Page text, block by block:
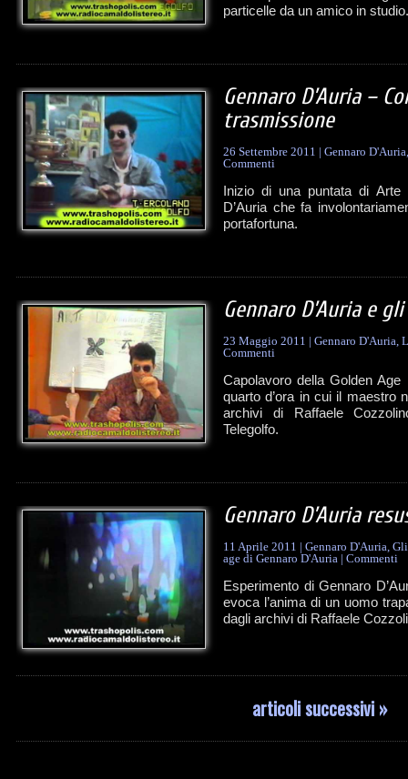
particelle da un amico in studio.
Gennaro D’Auria –
trasmissione
26 Settembre 2011 | Gennaro D'Auria
Commenti
Inizio di una puntata di Arte
D’Auria che fa
portafortuna.
Gennaro D’Auria e
23 Maggio 2011 | Gennaro D'Auria,
Commenti
Capolavoro della Golden
quarto d’ora in cui il maestro
archivi di Raffaele
Telegolfo.
Gennaro D’Auria
11 Aprile 2011 | Gennaro D'Auria,
age di Gennaro D'Auria | Commenti
Esperimento di Gennaro
evoca l’anima di un uomo
dagli archivi di Raffaele
articoli successivi »